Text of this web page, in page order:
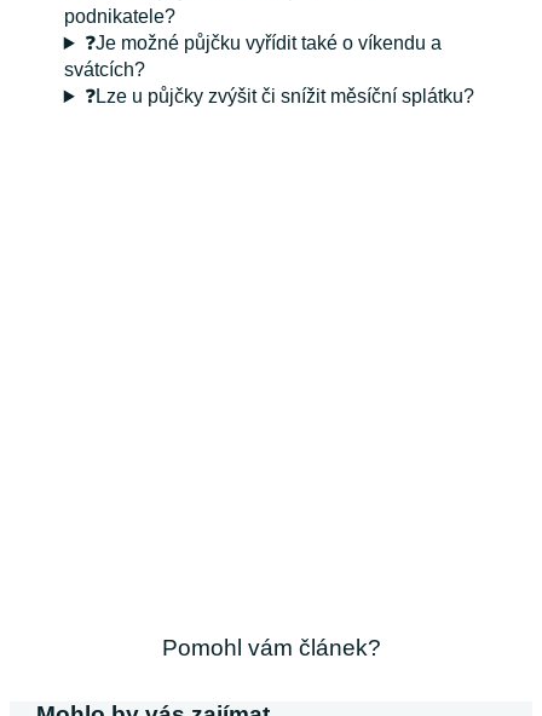
podnikatele?
❓Je možné půjčku vyřídit také o víkendu a
svátcích?
❓Lze u půjčky zvýšit či snížit měsíční splátku?
Pomohl vám článek?